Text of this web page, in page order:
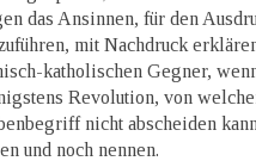
das Ansinnen, für den
mit Nachdruck
katholischen Gegner,
Revolution, von
nicht abscheiden
und noch nennen.